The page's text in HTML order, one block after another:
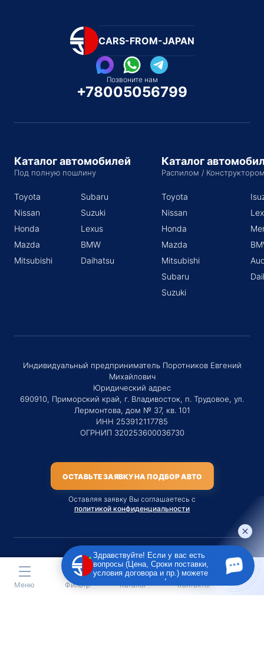
CARS-FROM-JAPAN
Позвоните нам
+78005056799
Каталог автомобилей
Под полную пошлину
Toyota
Nissan
Honda
Mazda
Mitsubishi
Subaru
Suzuki
Lexus
BMW
Daihatsu
Каталог
Распилом /
Toyota
Nissan
Honda
Mazda
Mitsubishi
Subaru
Suzuki
Индивидуальный предприниматель Поротников Евгений
Михайлович
Юридический адрес
690910, Приморский край, г. Владивосток, п. Трудовое, ул.
Лермонтова, дом № 37, кв. 101
ИНН 253912117785
ОГРНИП 320253600036730
ОСТАВЬТЕ ЗАЯВКУ НА ПОДБОР АВТО
Оставляя заявку Вы соглашаетесь с
политикой конфиденциальности
Материалы данного сайта являются публичной офертой
только на услугу сопровождения Агентом приобретения
транспортного средства Клиентом.
Меню Фильтр Каталог Контакты
Здравствуйте! Если у вас есть
вопросы (Цена, Сроки поставки,
условия договора и пр.) можете
задать их мне в чат!